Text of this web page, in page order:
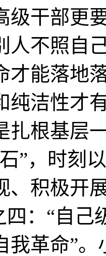
级干部更
人不照自
才能落地
纯洁性才
扎根基层
”，时刻
、积极开
四：“自己
我革命”